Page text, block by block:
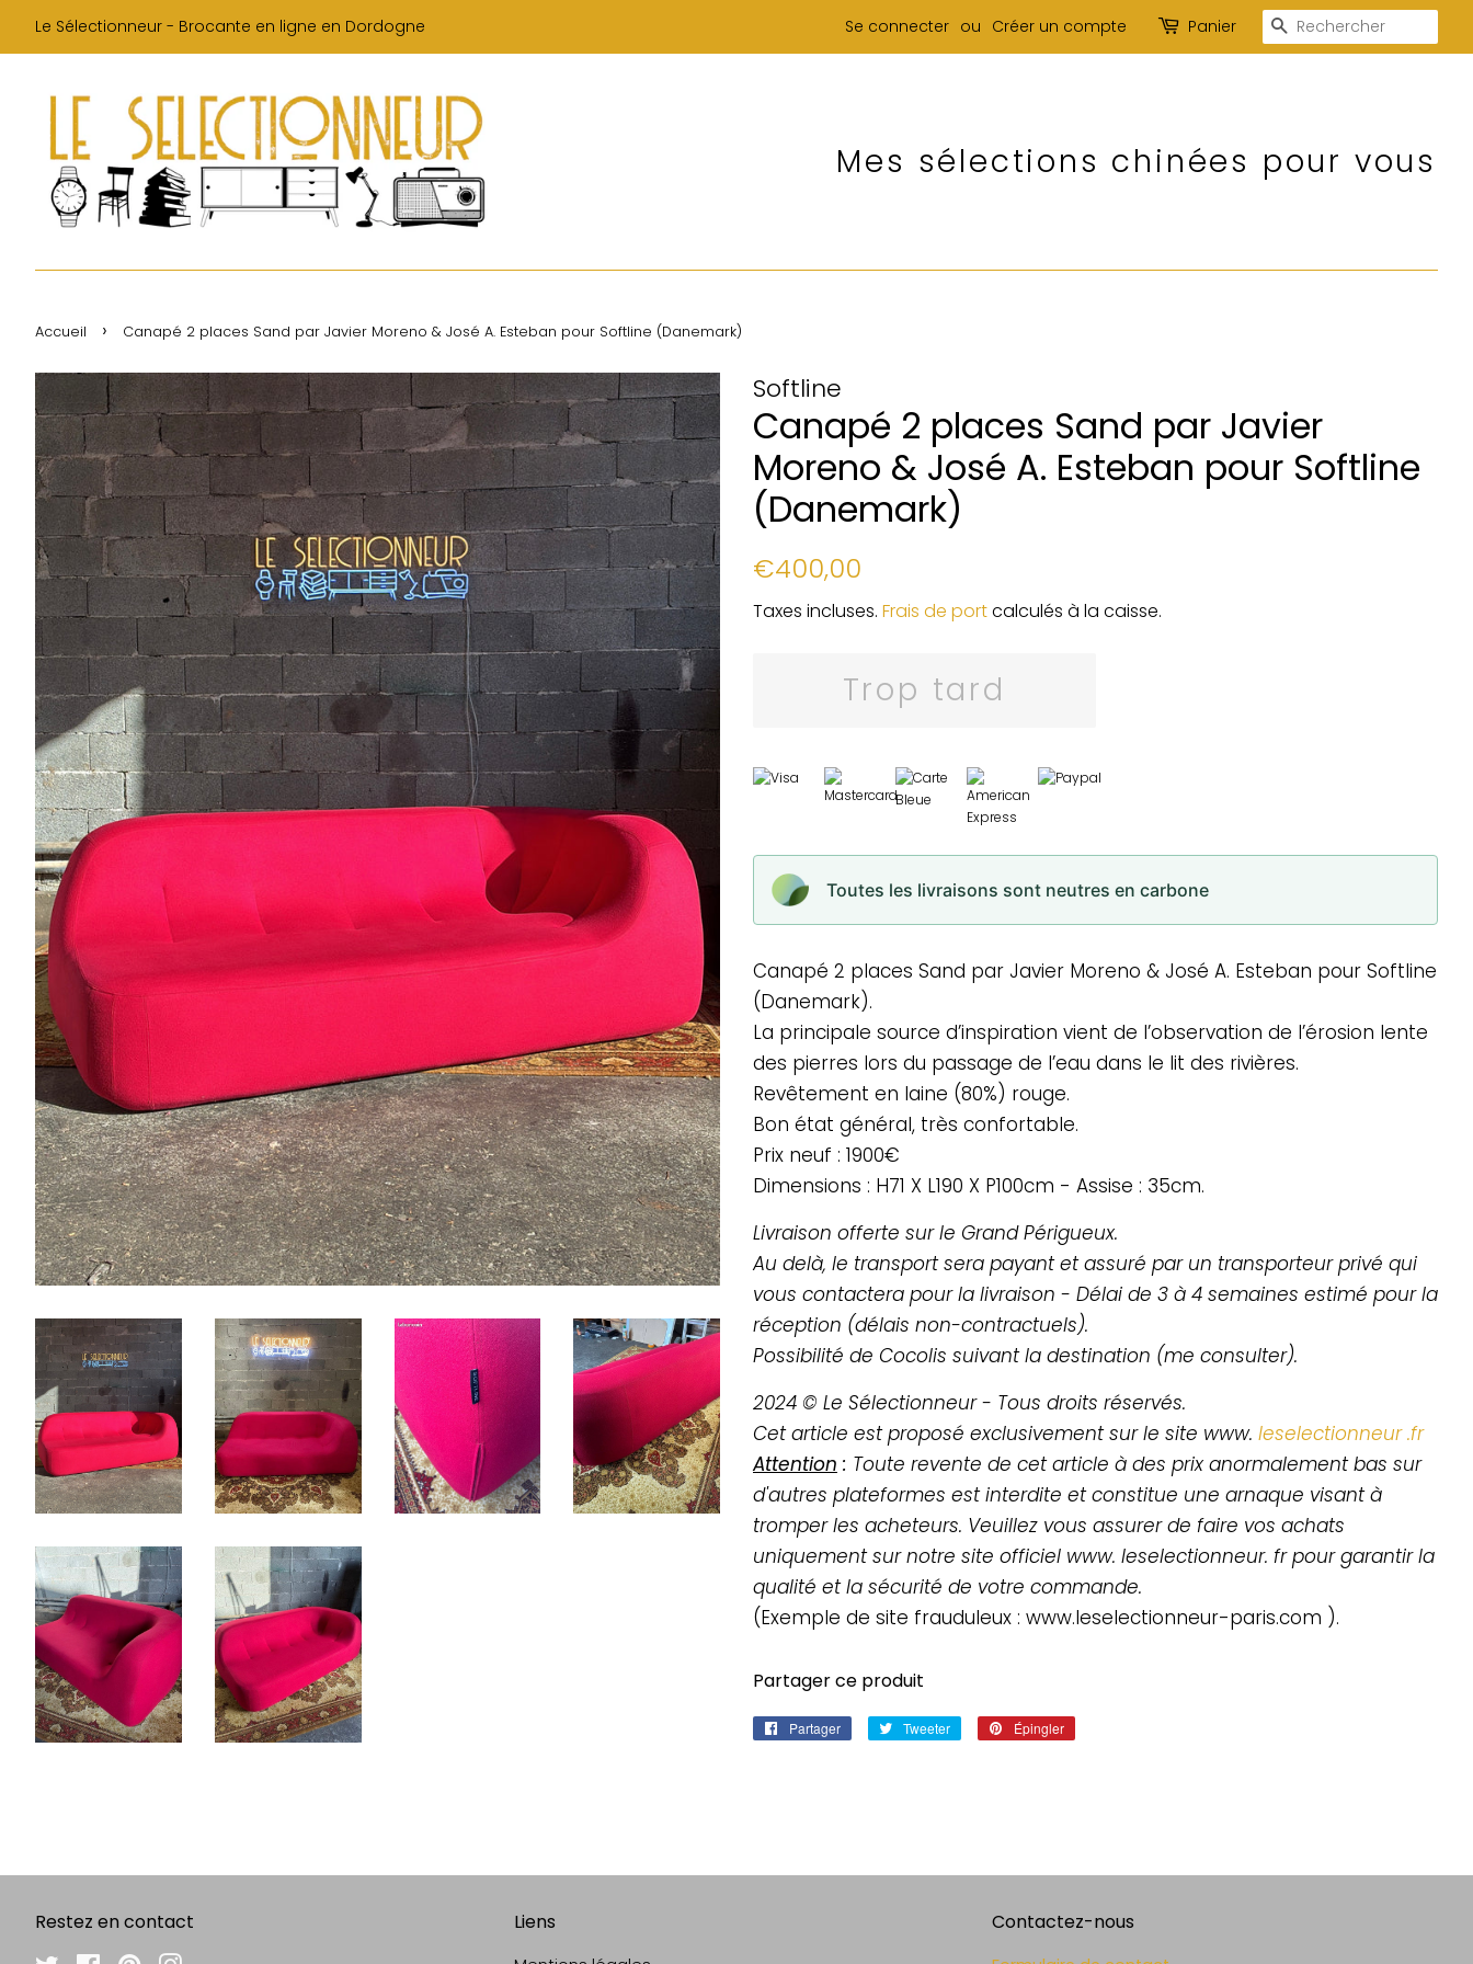
Le Sélectionneur - Brocante en ligne en Dordogne Se connecter ou Créer un compte Panier Recherche
Mes sélections chinées pour vous
Accueil › Canapé 2 places Sand par Javier Moreno & José A. Esteban pour Softline (Danemark)
Softline
Canapé 2 places Sand par Javier
Moreno & José A. Esteban pour Softline
(Danemark)
Prix
€400,00
Taxes incluses. Frais de portcalculés à la caisse.
Trop tard
Toutes les livraisons sont neutres en carbone
Canapé 2 places Sand par Javier Moreno & José A. Esteban pour Softline
(Danemark).
La principale source d’inspiration vient de l’observation de l’érosion lente
des pierres lors du passage de l’eau dans le lit des rivières.
Revêtement en laine (80%) rouge.
Bon état général, très confortable.
Prix neuf : 1900€
Dimensions : H71 X L190 X P100cm - Assise : 35cm.
Livraison offerte sur le Grand Périgueux.
Au delà, le transport sera payant et assuré par un transporteur privé qui
vous contactera pour la livraison - Délai de 3 à 4 semaines estimé pour la
réception (délais non-contractuels).
Possibilité de Cocolis suivant la destination (me consulter).
2024 © Le Sélectionneur - Tous droits réservés.
Cet article est proposé exclusivement sur le site www. leselectionneur .fr
Attention : Toute revente de cet article à des prix anormalement bas sur
d'autres plateformes est interdite et constitue une arnaque visant à
tromper les acheteurs. Veuillez vous assurer de faire vos achats
uniquement sur notre site officiel www. leselectionneur. fr pour garantir la
qualité et la sécurité de votre commande.
(Exemple de site frauduleux : www.leselectionneur-paris.com ).
Partager ce produit
Partager
Partager Tweeter
Tweeter
Épingler
Restez en contact Liens Contactez-nous